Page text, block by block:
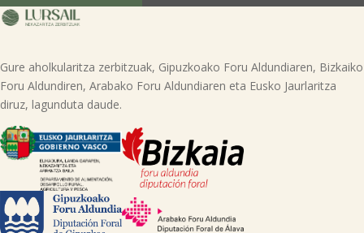
(GARAIOLTZA, 23 zk., 48196 LEZAMA-BIZKAIA), erabili nahi duen eskubidea
adieraziz edo helbide honetara mezua bidaliz: lursail@lursailkoop.eus.
Informazio gehigarria lor dezakezu gure web orrian.
Gure aholkularitza zerbitzuak, Gipuzkoako Foru Aldundiaren, Bizkaiko
Foru Aldundiren, Arabako Foru Aldundiaren eta Eusko Jaurlaritza
diruz, lagunduta daude.